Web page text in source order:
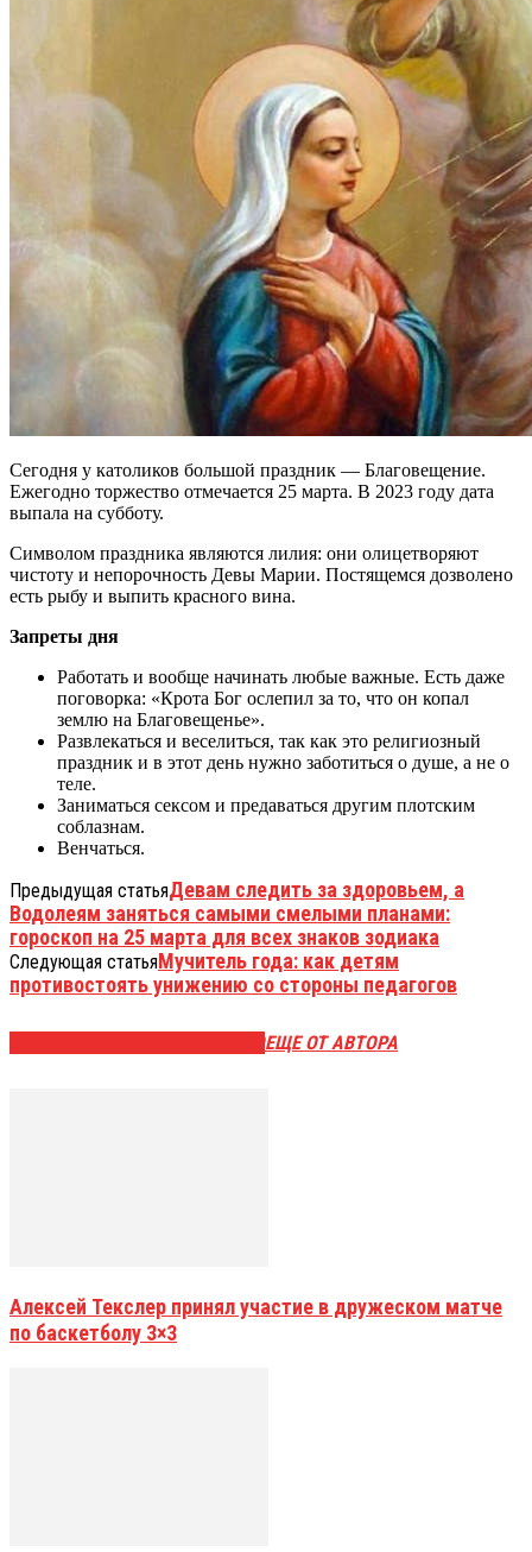
Сегодня у католиков большой праздник — Благовещение.
Ежегодно торжество отмечается 25 марта. В 2023 году дата
выпала на субботу.
Символом праздника являются лилия: они олицетворяют
чистоту и непорочность Девы Марии. Постящемся дозволено
есть рыбу и выпить красного вина.
Запреты дня
Работать и вообще начинать любые важные. Есть даже
поговорка: «Крота Бог ослепил за то, что он копал
землю на Благовещенье».
Развлекаться и веселиться, так как это религиозный
праздник и в этот день нужно заботиться о душе, а не о
теле.
Заниматься сексом и предаваться другим плотским
соблазнам.
Венчаться.
Предыдущая статьяДевам следить за здоровьем, а
Водолеям заняться самыми смелыми планами:
гороскоп на 25 марта для всех знаков зодиака
Следующая статьяМучитель года: как детям
противостоять унижению со стороны педагогов
ЕЩЕ ОТ АВТОРА
Алексей Текслер принял участие в дружеском матче
по баскетболу 3×3